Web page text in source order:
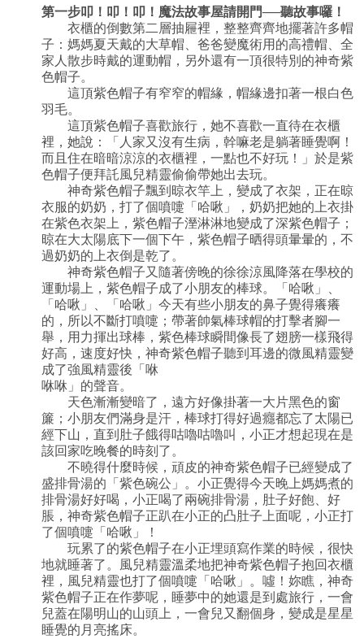
第一步叩！叩！叩！魔法故事屋請開門──聽故事囉！
衣櫃的倒數第二層抽屜裡，整整齊齊地擺著許多帽
子：媽媽夏天戴的大草帽、爸爸變魔術用的高禮帽、全
家人散步時戴的運動帽，另外還有一頂很特別的神奇紫
色帽子。
這頂紫色帽子有窄窄的帽緣，帽緣邊扣著一根白色
羽毛。
這頂紫色帽子喜歡旅行，她不喜歡一直待在衣櫃
裡，她說：「人家又沒有生病，幹嘛老是躺著睡覺啊！
而且住在暗暗涼涼的衣櫃裡，一點也不好玩！」於是紫
色帽子便拜託風兒精靈偷偷帶她出去玩。
神奇紫色帽子飄到晾衣竿上，變成了衣架，正在晾
衣服的奶奶，打了個噴嚏「哈啾」，奶奶把她的上衣掛
在紫色衣架上，紫色帽子溼淋淋地變成了深紫色帽子；
晾在大太陽底下一個下午，紫色帽子晒得頭暈暈的，不
過奶奶的上衣倒是乾了。
神奇紫色帽子又隨著傍晚的徐徐涼風降落在學校的
運動場上，紫色帽子成了小朋友的棒球。「哈啾」、
「哈啾」、「哈啾」今天有些小朋友的鼻子覺得癢癢
的，所以不斷打噴嚏；帶著帥氣棒球帽的打擊者腳一
舉，用力揮出球棒，紫色棒球瞬間像長了翅膀一樣飛得
好高，速度好快，神奇紫色帽子聽到耳邊的微風精靈變
成了強風精靈後「咻
咻咻」的聲音。
天色漸漸變暗了，遠方好像掛著一大片黑色的窗
簾；小朋友們滿身是汗，棒球打得好過癮都忘了太陽已
經下山，直到肚子餓得咕嚕咕嚕叫，小正才想起現在是
該回家吃晚餐的時刻了。
不曉得什麼時候，頑皮的神奇紫色帽子已經變成了
盛排骨湯的「紫色碗公」。小正覺得今天晚上媽媽煮的
排骨湯好好喝，小正喝了兩碗排骨湯，肚子好飽、好
脹，神奇紫色帽子正趴在小正的凸肚子上面呢，小正打
了個噴嚏「哈啾」！
玩累了的紫色帽子在小正埋頭寫作業的時候，很快
地就睡著了。風兒精靈溫柔地把神奇紫色帽子抱回衣櫃
裡，風兒精靈也打了個噴嚏「哈啾」。噓！妳瞧，神奇
紫色帽子正在作夢呢，睡夢中的她還是到處旅行，一會
兒蓋在陽明山的山頭上，一會兒又翻個身，變成是星星
睡覺的月亮搖床。